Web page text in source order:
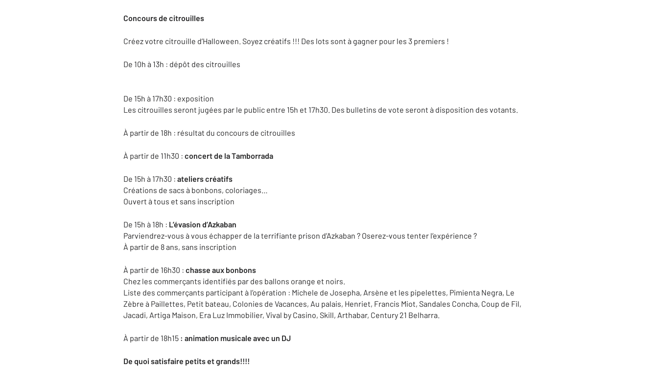
Concours de citrouilles
Créez votre citrouille d’Halloween. Soyez créatifs !!! Des lots sont à gagner pour les 3 premiers !
De 10h à 13h : dépôt des citrouilles
De 15h à 17h30 : exposition
Les citrouilles seront jugées par le public entre 15h et 17h30. Des bulletins de vote seront à disposition des votants.
À partir de 18h : résultat du concours de citrouilles
À partir de 11h30 : concert de la Tamborrada
De 15h à 17h30 : ateliers créatifs
Créations de sacs à bonbons, coloriages…
Ouvert à tous et sans inscription
De 15h à 18h : L’évasion d’Azkaban
Parviendrez-vous à vous échapper de la terrifiante prison d’Azkaban ? Oserez-vous tenter l’expérience ?
À partir de 8 ans, sans inscription
À partir de 16h30 : chasse aux bonbons
Chez les commerçants identifiés par des ballons orange et noirs.
Liste des commerçants participant à l’opération : Michele de Josepha, Arsène et les pipelettes, Pimienta Negra, Le
Zèbre à Paillettes, Petit bateau, Colonies de Vacances, Au palais, Henriet, Francis Miot, Sandales Concha, Coup de Fil,
Jacadi, Artiga Maison, Era Luz Immobilier, Vival by Casino, Skill, Arthabar, Century 21 Belharra.
À partir de 18h15 : animation musicale avec un DJ
De quoi satisfaire petits et grands!!!!